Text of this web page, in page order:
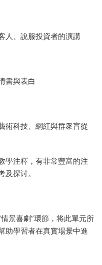
人、說服投資者的演講
書與表白
術科技、網紅與群衆盲從
學注釋，有非常豐富的注
探讨。
景喜劇”環節，将此單元所
助學習者在真實場景中進